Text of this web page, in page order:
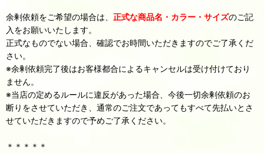
余剰依頼をご希望の場合は、 正式な商品名・カラー・サイズのご記
入をお願いいたします。
正式なものでない場合、確認でお時間いただきますのでご了承くだ
さい。
※余剰依頼完了後はお客様都合によるキャンセルは受け付けており
ません。
※当店の定めるルールに違反があった場合、今後一切余剰依頼のお
断りをさせていただき、通常のご注文であってもすべて先払いとさ
せていただきますので予めご了承ください。
＊＊＊＊＊